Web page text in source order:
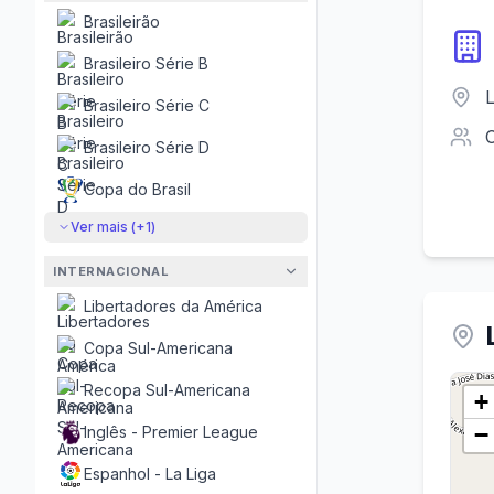
Brasileirão
Brasileiro Série B
Brasileiro Série C
Brasileiro Série D
Copa do Brasil
Ver mais (+1)
INTERNACIONAL
Libertadores da América
Copa Sul-Americana
Recopa Sul-Americana
Inglês - Premier League
Espanhol - La Liga
+
−